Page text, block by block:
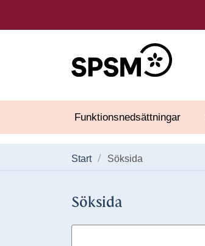
Funktionsnedsättningar
Start Söksida
Söksida